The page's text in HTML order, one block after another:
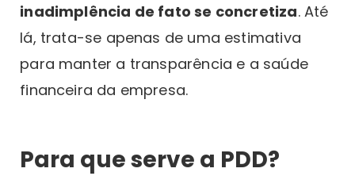
inadimplência de fato se concretiza. Até
lá, trata-se apenas de uma estimativa
para manter a transparência e a saúde
financeira da empresa.
Para que serve a PDD?